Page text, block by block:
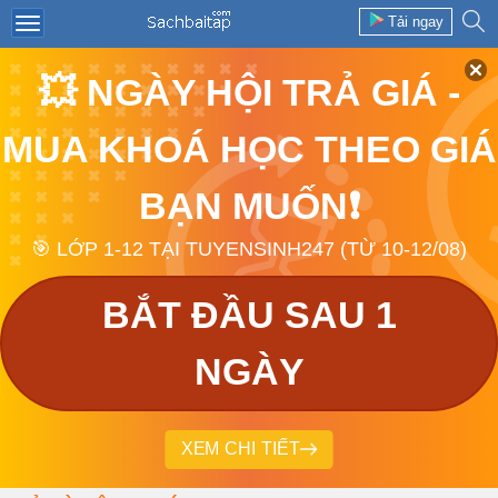
Tải ngay
💥 NGÀY HỘI TRẢ GIÁ -
MUA KHOÁ HỌC THEO GIÁ
BẠN MUỐN❗
🎯 LỚP 1-12 TẠI TUYENSINH247 (TỪ 10-12/08)
BẮT ĐẦU SAU 1
NGÀY
XEM CHI TIẾT